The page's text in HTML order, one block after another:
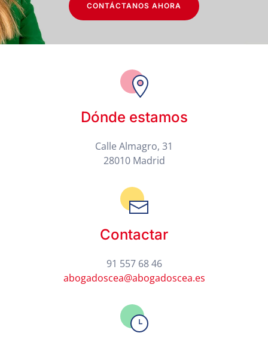
CONTÁCTANOS AHORA
Dónde estamos
Calle Almagro, 31
28010 Madrid
Contactar
91 557 68 46
abogadoscea@abogadoscea.es